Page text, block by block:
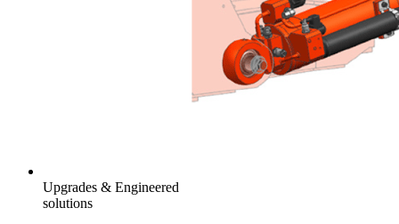
Upgrades & Engineered
solutions